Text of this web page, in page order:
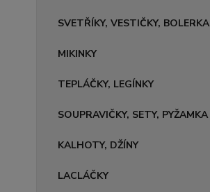
SVETŘÍKY, VESTIČKY, BOLERKA
MIKINKY
TEPLÁČKY, LEGÍNKY
SOUPRAVIČKY, SETY, PYŽAMKA
KALHOTY, DŽÍNY
LACLÁČKY